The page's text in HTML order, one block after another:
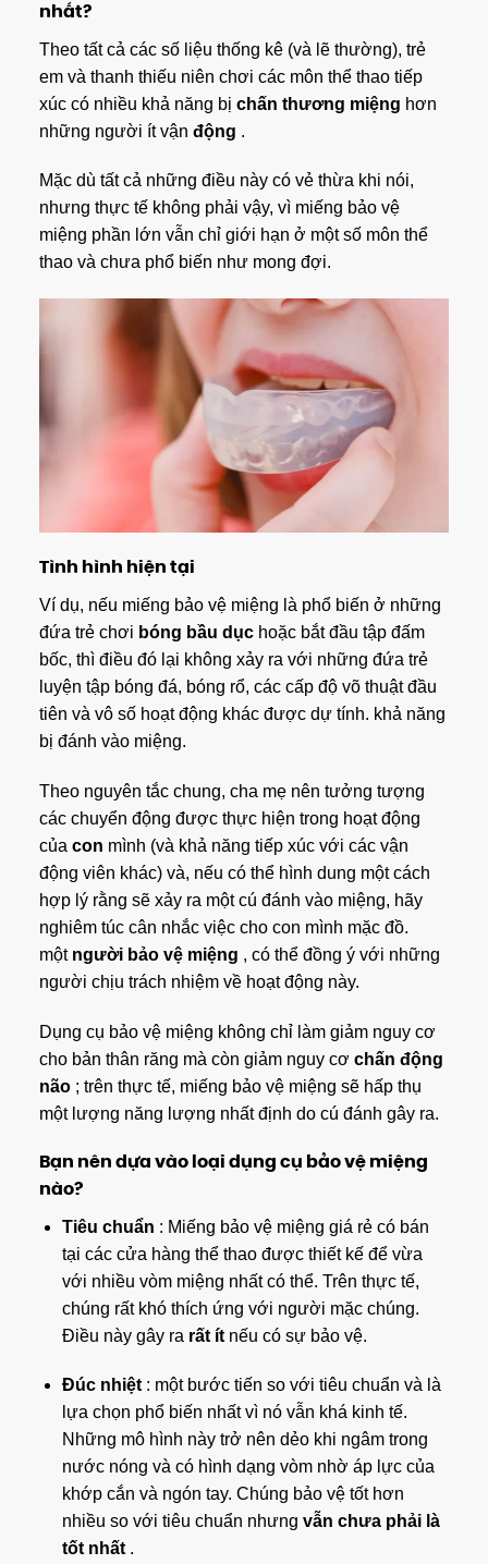
nhất?
Theo tất cả các số liệu thống kê (và lẽ thường), trẻ
em và thanh thiếu niên chơi các môn thể thao tiếp
xúc có nhiều khả năng bị chấn thương miệng hơn
những người ít vận động .
Mặc dù tất cả những điều này có vẻ thừa khi nói,
nhưng thực tế không phải vậy, vì miếng bảo vệ
miệng phần lớn vẫn chỉ giới hạn ở một số môn thể
thao và chưa phổ biến như mong đợi.
Tình hình hiện tại
Ví dụ, nếu miếng bảo vệ miệng là phổ biến ở những
đứa trẻ chơi bóng bầu dụchoặc bắt đầu tập đấm
bốc, thì điều đó lại không xảy ra với những đứa trẻ
luyện tập bóng đá, bóng rổ, các cấp độ võ thuật đầu
tiên và vô số hoạt động khác được dự tính. khả năng
bị đánh vào miệng.
Theo nguyên tắc chung, cha mẹ nên tưởng tượng
các chuyển động được thực hiện trong hoạt động
của con mình (và khả năng tiếp xúc với các vận
động viên khác) và, nếu có thể hình dung một cách
hợp lý rằng sẽ xảy ra một cú đánh vào miệng, hãy
nghiêm túc cân nhắc việc cho con mình mặc đồ.
một người bảo vệ miệng , có thể đồng ý với những
người chịu trách nhiệm về hoạt động này.
Dụng cụ bảo vệ miệng không chỉ làm giảm nguy cơ
cho bản thân răng mà còn giảm nguy cơ chấn động
não; trên thực tế, miếng bảo vệ miệng sẽ hấp thụ
một lượng năng lượng nhất định do cú đánh gây ra.
Bạn nên dựa vào loại dụng cụ bảo vệ miệng
nào?
Tiêu chuẩn : Miếng bảo vệ miệng giá rẻ có bán
tại các cửa hàng thể thao được thiết kế để vừa
với nhiều vòm miệng nhất có thể. Trên thực tế,
chúng rất khó thích ứng với người mặc chúng.
Điều này gây ra rất ítnếu có sự bảo vệ.
Đúc nhiệt: một bước tiến so với tiêu chuẩn và là
lựa chọn phổ biến nhất vì nó vẫn khá kinh tế.
Những mô hình này trở nên dẻo khi ngâm trong
nước nóng và có hình dạng vòm nhờ áp lực của
khớp cắn và ngón tay. Chúng bảo vệ tốt hơn
nhiều so với tiêu chuẩn nhưng vẫn chưa phải là
tốt nhất.